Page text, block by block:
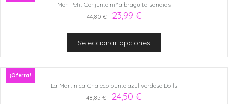
Mon Petit Conjunto niña braguita sandias
44,80€ 23,99 €
Seleccionar opciones
¡Oferta!
La Martinica Chaleco punto azul verdoso Dolls
48,85€ 24,50 €